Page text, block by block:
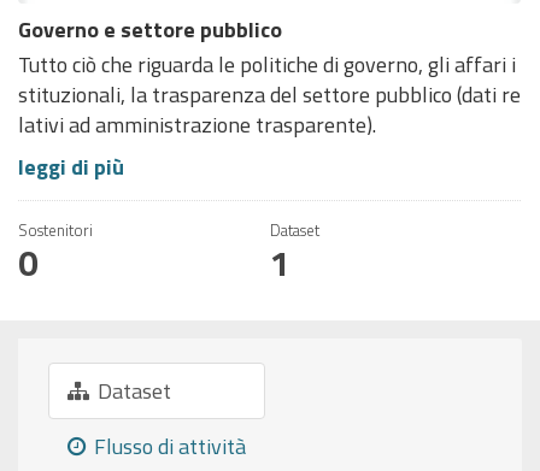
Governo e settore pubblico
Tutto ciò che riguarda le politiche di governo, gli affari i
stituzionali, la trasparenza del settore pubblico (dati re
lativi ad amministrazione trasparente).
leggi di più
Sostenitori
0
Dataset
1
Dataset
Flusso di attività